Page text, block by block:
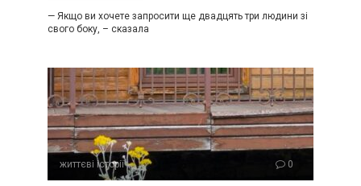
— Якщо ви хочете запросити ще двадцять три людини зі
свого боку, – сказала
життєві історії 0